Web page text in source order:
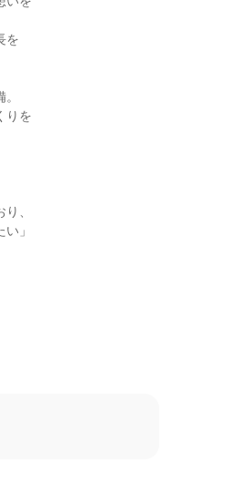
を
りを
、
」